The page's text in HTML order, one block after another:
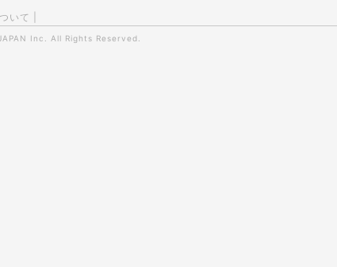
いて
Inc. All Rights Reserved.